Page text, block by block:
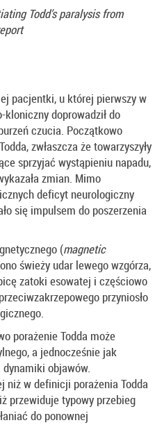
Todd’s paralysis from
pacjentki, u której pierwszy w
doprowadził do
czucia. Początkowo
zwłaszcza że towarzyszyły
sprzyjać wystąpieniu napadu,
zmian. Mimo
deficyt neurologiczny
się impulsem do poszerzenia
(magnetic
świeży udar lewego wzgórza,
zatoki esowatej i częściowo
przyniosło
porażenie Todda może
a jednocześnie jak
objawów.
niż w definicji porażenia Todda
przewiduje typowy przebieg
do ponownej